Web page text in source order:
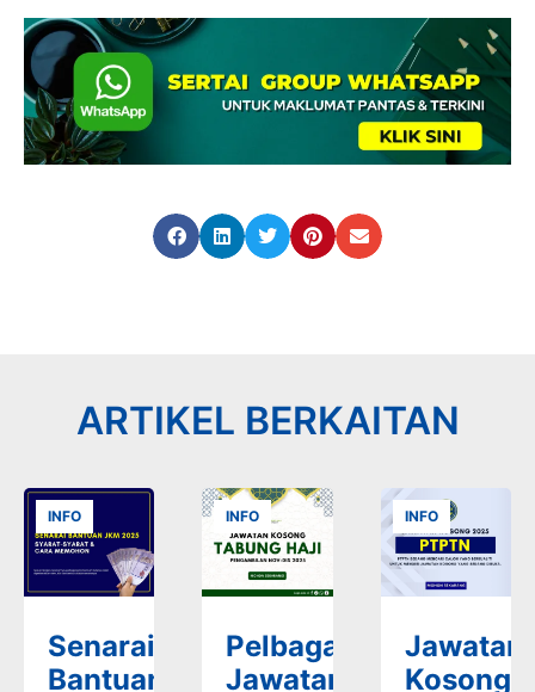
ARTIKEL BERKAITAN
INFO
Senarai
Bantuan
INFO
Pelbagai
Jawatan
INFO
Jawatan
Kosong